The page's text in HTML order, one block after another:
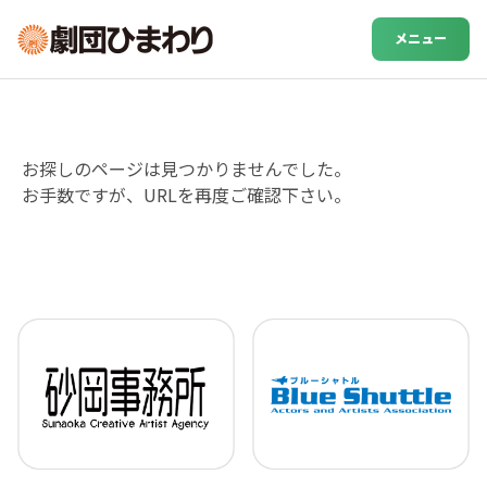
メニュー
お探しのページは見つかりませんでした。
お手数ですが、URLを再度ご確認下さい。